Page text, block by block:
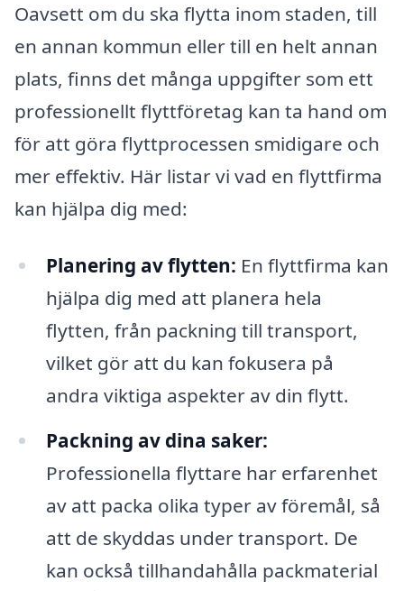
Oavsett om du ska flytta inom staden, till
en annan kommun eller till en helt annan
plats, finns det många uppgifter som ett
professionellt flyttföretag kan ta hand om
för att göra flyttprocessen smidigare och
mer effektiv. Här listar vi vad en flyttfirma
kan hjälpa dig med:
Planering av flytten: En flyttfirma kan
hjälpa dig med att planera hela
flytten, från packning till transport,
vilket gör att du kan fokusera på
andra viktiga aspekter av din flytt.
Packning av dina saker:
Professionella flyttare har erfarenhet
av att packa olika typer av föremål, så
att de skyddas under transport. De
kan också tillhandahålla packmaterial